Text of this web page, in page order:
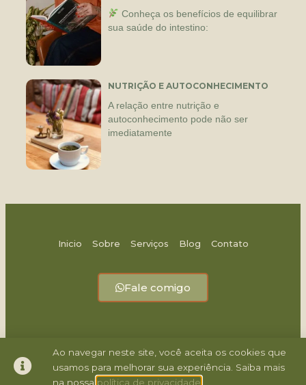
Conheça os benefícios de equilibrar
sua saúde do intestino:
NUTRIÇÃO E AUTOCONHECIMENTO
A relação entre nutrição e
autoconhecimento pode não ser
imediatamente
Inicio Sobre Serviços Blog Contato
Fale comigo
Ao navegar neste site, você aceita os cookies que
usamos para melhorar sua experiência. Saiba mais
na nossa política de privacidade